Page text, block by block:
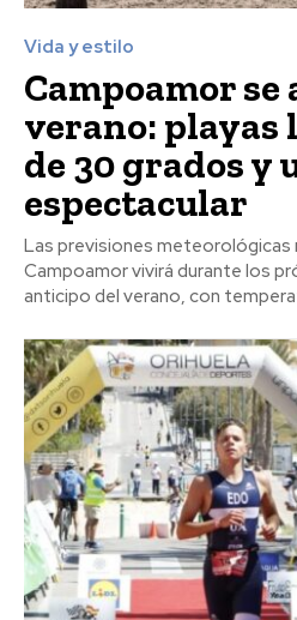
Vida y estilo
Campoamor
verano: playas
de 30 grados y
espectacular
Las previsiones meteorológicas
Campoamor vivirá durante los
anticipo del verano, con